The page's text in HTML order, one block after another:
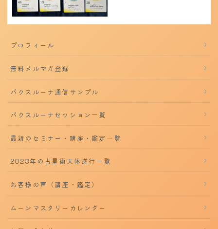
プロフィール
無料メルマガ登録
パクスルーナ通信サンプル
パクスルーナセッション一覧
最新のセミナー・講座・鑑定一覧
2023年の占星術天体逆行一覧
お客様の声（講座・鑑定）
ムーンマスタリーカレンダー